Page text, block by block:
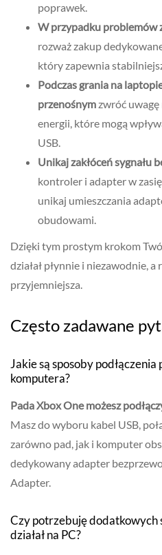
poprawek.
W przypadku problemów
rozważ zakup
który zapewnia
Podczas grania na
przenośnymzwróć uwagę
energii, które mogą
USB.
Unikaj zakłóceń sygnału
kontroler i adapter w
unikaj umieszczania
obudowami.
Dzięki tym prostym krokom
działał płynnie i niezawodnie,
przyjemniejsza.
Często zadawane
Jakie są sposoby
komputera?
Pada Xbox One możesz
Masz do wyboru kabel USB,
zarówno pad, jak i komputer
dedykowany adapter
Adapter.
Czy potrzebuję dodatkowych
działał na PC?